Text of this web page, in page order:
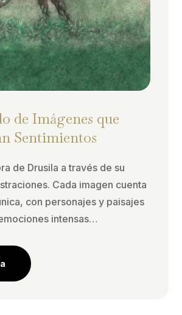
de Imágenes que
Sentimientos
de Drusila a través de su
Cada imagen cuenta
con personajes y paisajes
intensas…